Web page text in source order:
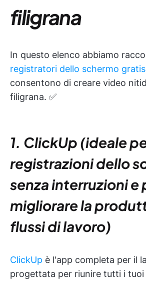
filigrana
In questo elenco abbiamo
registratori dello schermo gratis
consentono di creare video
filigrana. ✅
1. ClickUp (ideale
registrazioni dello
senza interruzioni e
migliorare la
flussi di lavoro)
ClickUp è l'app completa per il
progettata per riunire tutti i